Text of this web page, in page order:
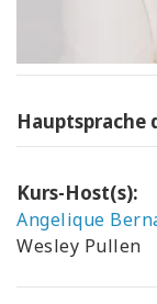
Hauptsprache
Kurs-Host(s):
Angelique
Wesley Pullen